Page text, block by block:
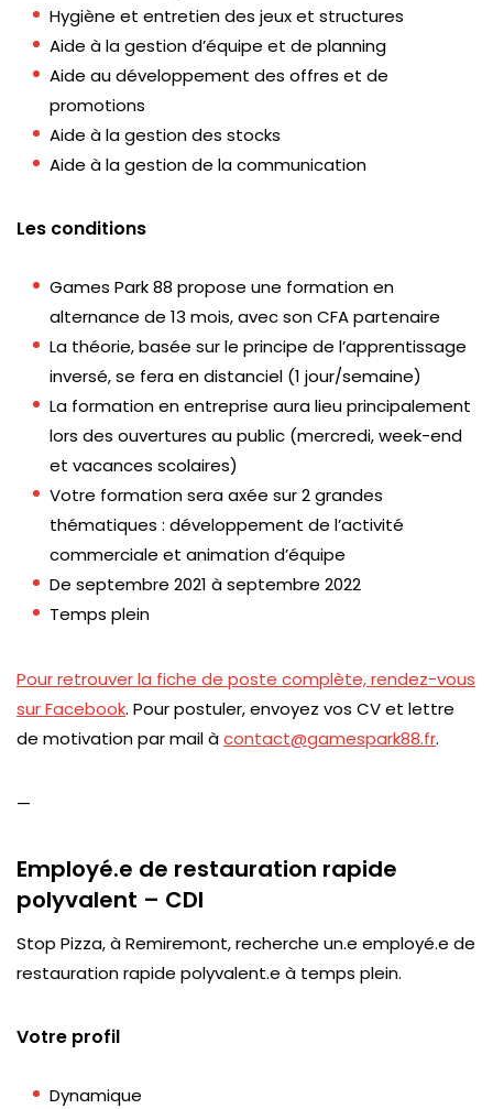
Hygiène et entretien des jeux et structures
Aide à la gestion d’équipe et de planning
Aide au développement des offres et de
promotions
Aide à la gestion des stocks
Aide à la gestion de la communication
Les conditions
Games Park 88 propose une formation en
alternance de 13 mois, avec son CFA partenaire
La théorie, basée sur le principe de l’apprentissage
inversé, se fera en distanciel (1 jour/semaine)
La formation en entreprise aura lieu principalement
lors des ouvertures au public (mercredi, week-end
et vacances scolaires)
Votre formation sera axée sur 2 grandes
thématiques : développement de l’activité
commerciale et animation d’équipe
De septembre 2021 à septembre 2022
Temps plein
Pour retrouver la fiche de poste complète, rendez-vous
sur Facebook. Pour postuler, envoyez vos CV et lettre
de motivation par mail àcontact@gamespark88.fr.
—
Employé.e de restauration rapide
polyvalent – CDI
Stop Pizza, à Remiremont, recherche un.e employé.e de
restauration rapide polyvalent.e à temps plein.
Votre profil
Dynamique